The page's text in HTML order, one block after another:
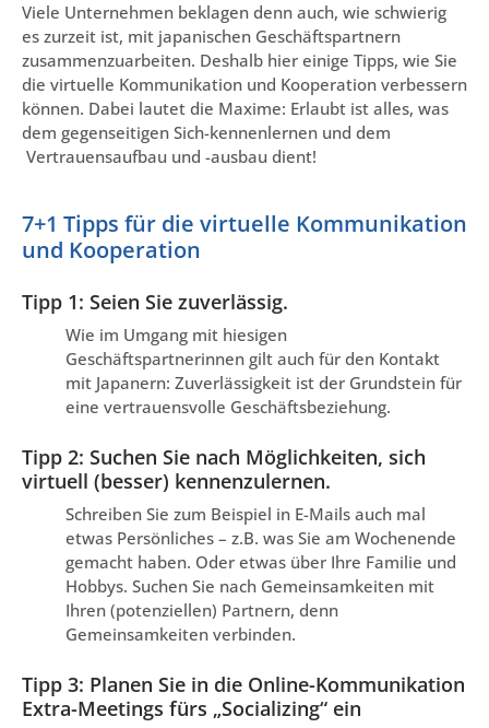
Viele Unternehmen beklagen denn auch, wie schwierig
es zurzeit ist, mit japanischen Geschäftspartnern
zusammenzuarbeiten. Deshalb hier einige Tipps, wie Sie
die virtuelle Kommunikation und Kooperation verbessern
können. Dabei lautet die Maxime: Erlaubt ist alles, was
dem gegenseitigen Sich-kennenlernen und dem
Vertrauensaufbau und -ausbau dient!
7+1 Tipps für die virtuelle Kommunikation
und Kooperation
Tipp 1: Seien Sie zuverlässig.
Wie im Umgang mit hiesigen
Geschäftspartnerinnen gilt auch für den Kontakt
mit Japanern: Zuverlässigkeit ist der Grundstein für
eine vertrauensvolle Geschäftsbeziehung.
Tipp 2: Suchen Sie nach Möglichkeiten, sich
virtuell (besser) kennenzulernen.
Schreiben Sie zum Beispiel in E-Mails auch mal
etwas Persönliches – z.B. was Sie am Wochenende
gemacht haben. Oder etwas über Ihre Familie und
Hobbys. Suchen Sie nach Gemeinsamkeiten mit
Ihren (potenziellen) Partnern, denn
Gemeinsamkeiten verbinden.
Tipp 3: Planen Sie in die Online-Kommunikation
Extra-Meetings fürs „Socializing“ ein